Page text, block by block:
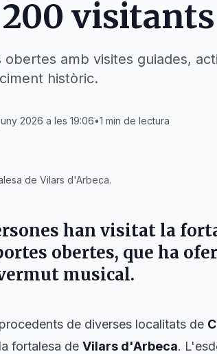
200 visitants
amb visites guiades,
històric.
2026 a les 19:06•1 min de lectura
de Vilars d'Arbeca.
han visitat la
obertes, que ha
musical.
procedents de diverses localitats de
fortalesa de Vilars d'Arbeca.